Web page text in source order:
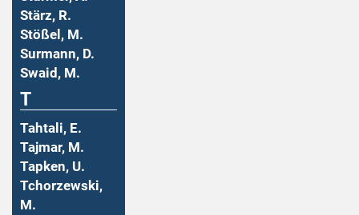
Stärz, R.
Stößel, M.
Surmann, D.
Swaid, M.
T
Tahtali, E.
Tajmar, M.
Tapken, U.
Tchorzewski,
M.